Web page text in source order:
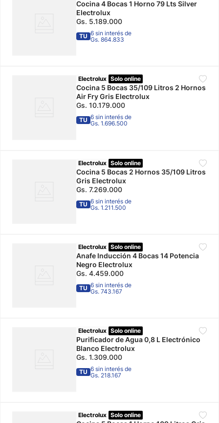
Cocina 4 Bocas 1 Horno 79 Lts Silver
Electrolux
Gs. 5.189.000
TU 6 sin interés de
Gs. 864.833
Electrolux Solo online
Cocina 5 Bocas 35/109 Litros 2 Hornos
Air Fry Gris Electrolux
Gs. 10.179.000
TU 6 sin interés de
Gs. 1.696.500
Electrolux Solo online
Cocina 5 Bocas 2 Hornos 35/109 Litros
Gris Electrolux
Gs. 7.269.000
TU 6 sin interés de
Gs. 1.211.500
Electrolux Solo online
Anafe Inducción 4 Bocas 14 Potencia
Negro Electrolux
Gs. 4.459.000
TU 6 sin interés de
Gs. 743.167
Electrolux Solo online
Purificador de Agua 0,8 L Electrónico
Blanco Electrolux
Gs. 1.309.000
TU 6 sin interés de
Gs. 218.167
Electrolux Solo online